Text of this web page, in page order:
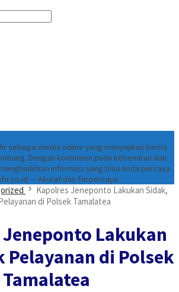
sebagai media online yang menyajikan berita
Dengan komitmen pada kebenaran dan
informasi yang bisa Anda percaya
— Akurat dan Terpercaya.
Kapolres Jeneponto Lakukan Sidak,
di Polsek Tamalatea
Lakukan
Pelayanan di Polsek
Tamalatea